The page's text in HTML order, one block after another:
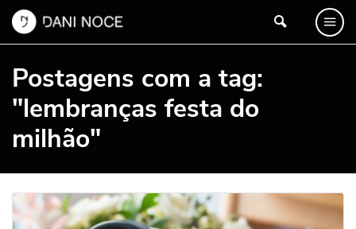
Postagens com a tag:
"lembranças festa do
milhão"